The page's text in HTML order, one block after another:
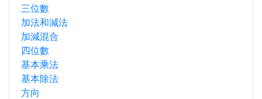
三位數
加法和減法
加減混合
四位數
基本乘法
基本除法
方向